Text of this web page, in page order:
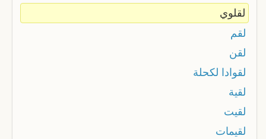
لقلوي
لقم
لقن
لقوادا لكحلة
لقية
لقيت
لقيمات